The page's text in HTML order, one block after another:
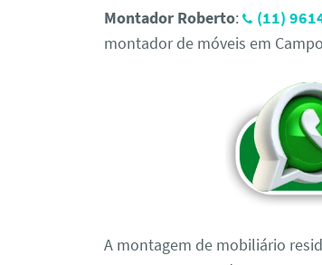
Montador Roberto: (11)
montador de móveis em
A montagem de mobiliário